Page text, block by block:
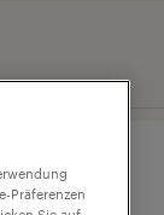
Präferenzen